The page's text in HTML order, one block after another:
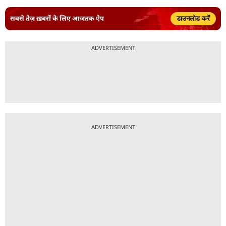
सबसे तेज़ ख़बरों के लिए आजतक ऐप डाउनलोड करें
ADVERTISEMENT
ADVERTISEMENT